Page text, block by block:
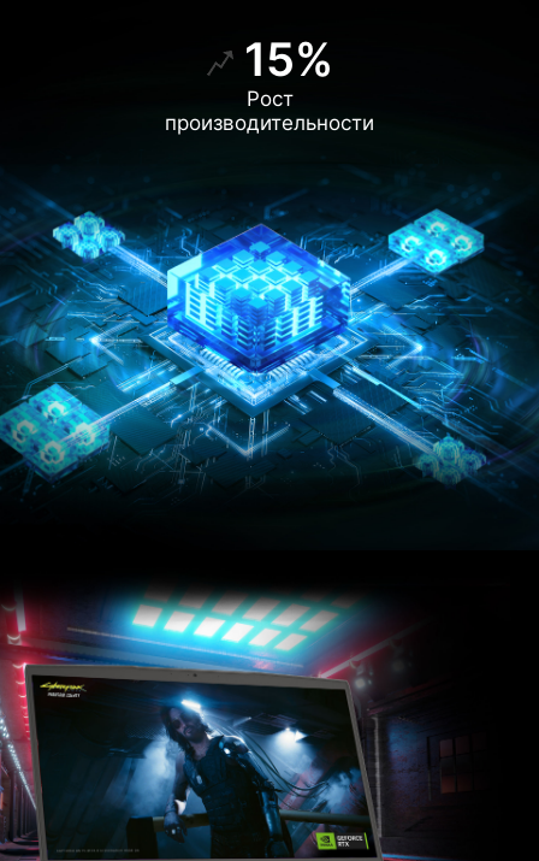
15%
Рост
производительности